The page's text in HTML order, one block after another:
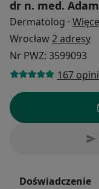
dr n. med.
Dermatolog ·
Wrocław2 adresy
Nr PWZ: 3599093
167
Doświadczenie